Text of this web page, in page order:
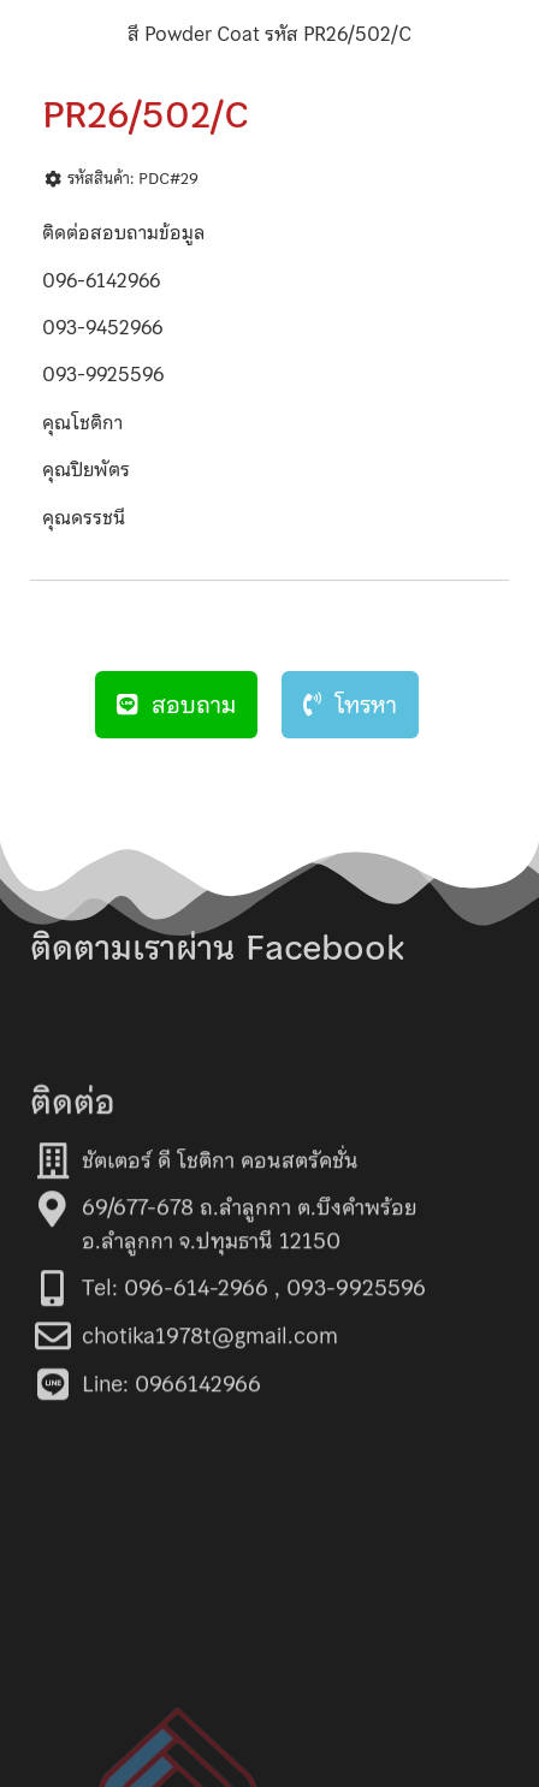
สี Powder Coat รหัส PR26/502/C
PR26/502/C
รหัสสินค้า: PDC#29
ติดต่อสอบถามข้อมูล
096-6142966
093-9452966
093-9925596
คุณโชติกา
คุณปิยพัตร
คุณดรรชนี
สอบถาม โทรหา
ติดตามเราผ่าน Facebook
ติดต่อ
ชัตเตอร์ ดี โชติกา คอนสตรัคชั่น
69/677-678 ถ.ลำลูกกา ต.บึงคำพร้อย
อ.ลำลูกกา จ.ปทุมธานี 12150
Tel: 096-614-2966 , 093-9925596
chotika1978t@gmail.com
Line: 0966142966